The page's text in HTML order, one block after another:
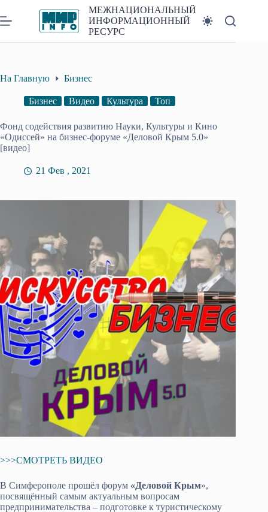
к
сути
МЕЖНАЦИОНАЛЬНЫЙ
ИНФОРМАЦИОННЫЙ
РЕСУРС
На Главную Бизнес
Бизнес Видео Культура Топ
Фонд содействия развитию Науки, Культуры и Кино
«Одиссей» на бизнес-форуме «Деловой Крым 5.0»
[видео]
21 Фев , 2021
>>>СМОТРЕТЬ ВИДЕО
В Симферополе прошёл форум «Деловой Крым»,
посвящённый самым актуальным вопросам
предпринимательства – подготовке к туристическому